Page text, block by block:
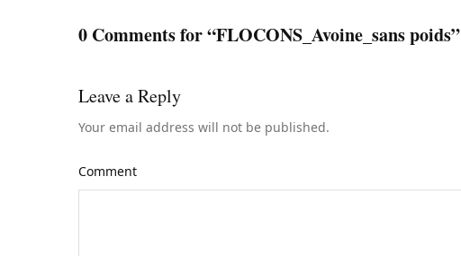
0 Comments for “FLOCONS_Avoine_sans poids”
Leave a Reply
Your email address will not be published.
Comment